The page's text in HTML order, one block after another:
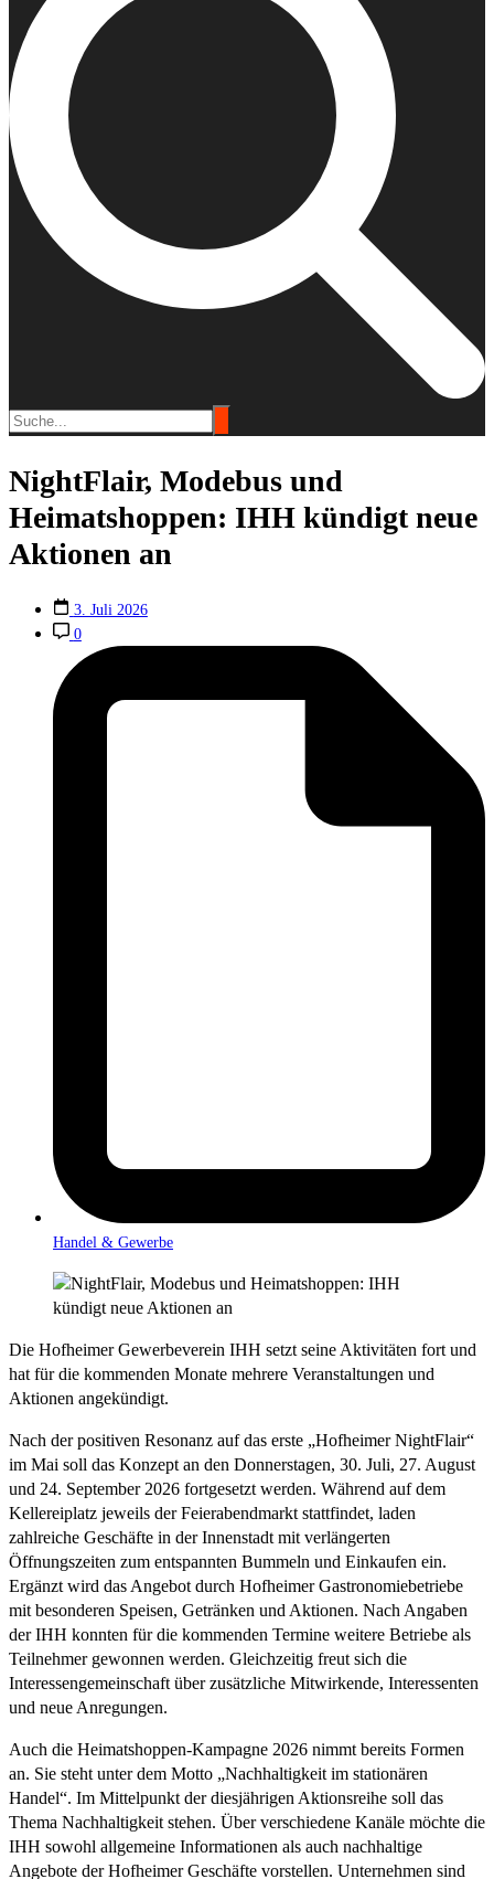
NightFlair, Modebus und
Heimatshoppen: IHH kündigt neue
Aktionen an
3. Juli 2026
0
Handel & Gewerbe
Die Hofheimer Gewerbeverein IHH setzt seine Aktivitäten fort und
hat für die kommenden Monate mehrere Veranstaltungen und
Aktionen angekündigt.
Nach der positiven Resonanz auf das erste „Hofheimer NightFlair“
im Mai soll das Konzept an den Donnerstagen, 30. Juli, 27. August
und 24. September 2026 fortgesetzt werden. Während auf dem
Kellereiplatz jeweils der Feierabendmarkt stattfindet, laden
zahlreiche Geschäfte in der Innenstadt mit verlängerten
Öffnungszeiten zum entspannten Bummeln und Einkaufen ein.
Ergänzt wird das Angebot durch Hofheimer Gastronomiebetriebe
mit besonderen Speisen, Getränken und Aktionen. Nach Angaben
der IHH konnten für die kommenden Termine weitere Betriebe als
Teilnehmer gewonnen werden. Gleichzeitig freut sich die
Interessengemeinschaft über zusätzliche Mitwirkende, Interessenten
und neue Anregungen.
Auch die Heimatshoppen-Kampagne 2026 nimmt bereits Formen
an. Sie steht unter dem Motto „Nachhaltigkeit im stationären
Handel“. Im Mittelpunkt der diesjährigen Aktionsreihe soll das
Thema Nachhaltigkeit stehen. Über verschiedene Kanäle möchte die
IHH sowohl allgemeine Informationen als auch nachhaltige
Angebote der Hofheimer Geschäfte vorstellen. Unternehmen sind